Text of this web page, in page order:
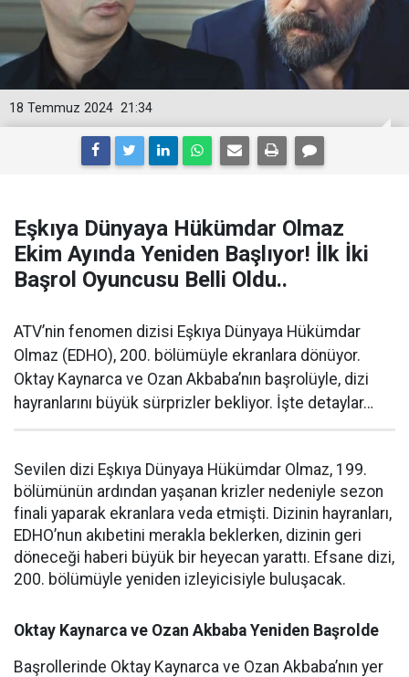
21:34
18 Temmuz 2024
Eşkıya Dünyaya Hükümdar Olmaz
Ekim Ayında Yeniden Başlıyor! İlk İki
Başrol Oyuncusu Belli Oldu..
ATV’nin fenomen dizisi Eşkıya Dünyaya Hükümdar
Olmaz (EDHO), 200. bölümüyle ekranlara dönüyor.
Oktay Kaynarca ve Ozan Akbaba’nın başrolüyle, dizi
hayranlarını büyük sürprizler bekliyor. İşte detaylar…
Sevilen dizi Eşkıya Dünyaya Hükümdar Olmaz, 199.
bölümünün ardından yaşanan krizler nedeniyle sezon
finali yaparak ekranlara veda etmişti. Dizinin hayranları,
EDHO’nun akıbetini merakla beklerken, dizinin geri
döneceği haberi büyük bir heyecan yarattı. Efsane dizi,
200. bölümüyle yeniden izleyicisiyle buluşacak.
Oktay Kaynarca ve Ozan Akbaba Yeniden Başrolde
Başrollerinde Oktay Kaynarca ve Ozan Akbaba’nın yer